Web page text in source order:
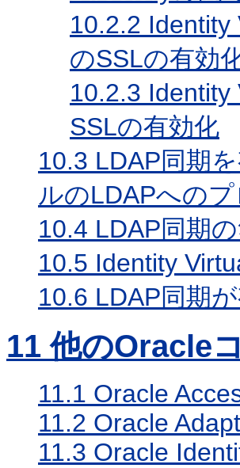
10.2.2 Identity
のSSLの有効
10.2.3 Identity
SSLの有効化
10.3 LDAP同期
ルのLDAPへの
10.4 LDAP同期
10.5 Identity
10.6 LDAP同期
11 他のOracle
11.1 Oracle
11.2 Oracle
11.3 Oracle